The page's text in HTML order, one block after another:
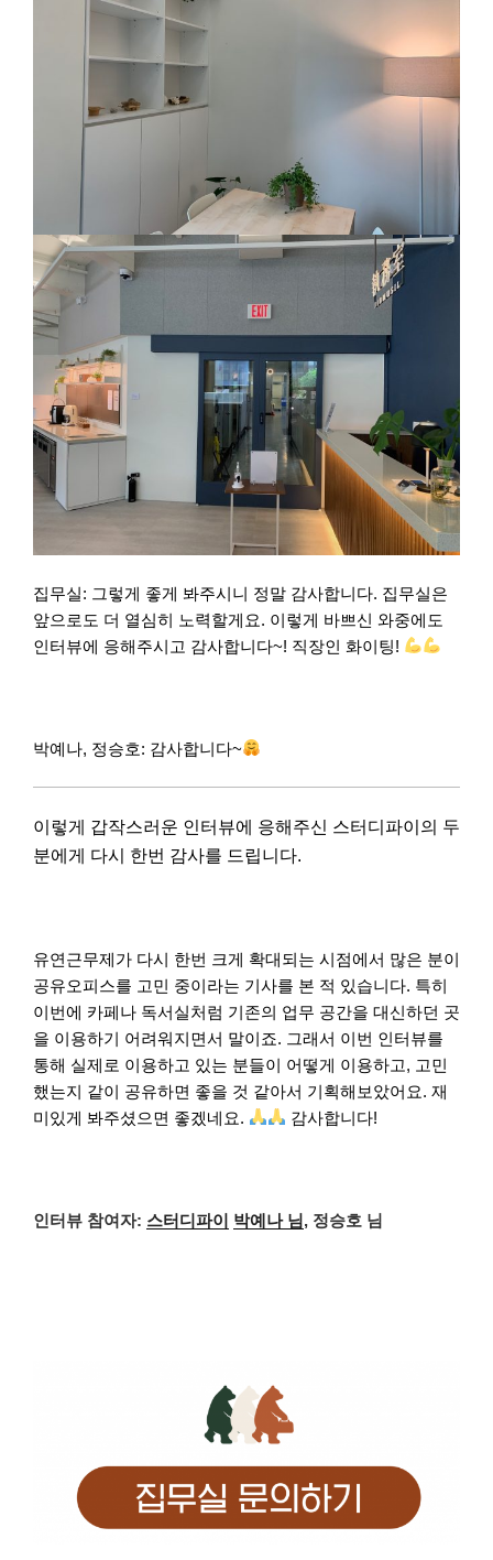
집무실: 그렇게 좋게 봐주시니 정말 감사합니다. 집무실은
앞으로도 더 열심히 노력할게요. 이렇게 바쁘신 와중에도
인터뷰에 응해주시고 감사합니다~! 직장인 화이팅!
박예나, 정승호: 감사합니다~
이렇게 갑작스러운 인터뷰에 응해주신 스터디파이의 두
분에게 다시 한번 감사를 드립니다.
유연근무제가 다시 한번 크게 확대되는 시점에서 많은 분이
공유오피스를 고민 중이라는 기사를 본 적 있습니다. 특히
이번에 카페나 독서실처럼 기존의 업무 공간을 대신하던 곳
을 이용하기 어려워지면서 말이죠. 그래서 이번 인터뷰를
통해 실제로 이용하고 있는 분들이 어떻게 이용하고, 고민
했는지 같이 공유하면 좋을 것 같아서 기획해보았어요. 재
미있게 봐주셨으면 좋겠네요.
감사합니다!
인터뷰 참여자: 스터디파이 박예나 님, 정승호 님